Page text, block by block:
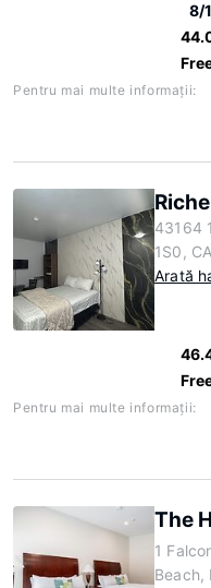
8/
Pentru mai multe informaţii:
43164
1S0, CA
Arată
Pentru mai multe informaţii:
The
1
Beach,